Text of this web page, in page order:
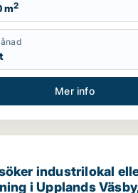
m2
Mer info
industrilokal eller
industrilokal
i Upplands